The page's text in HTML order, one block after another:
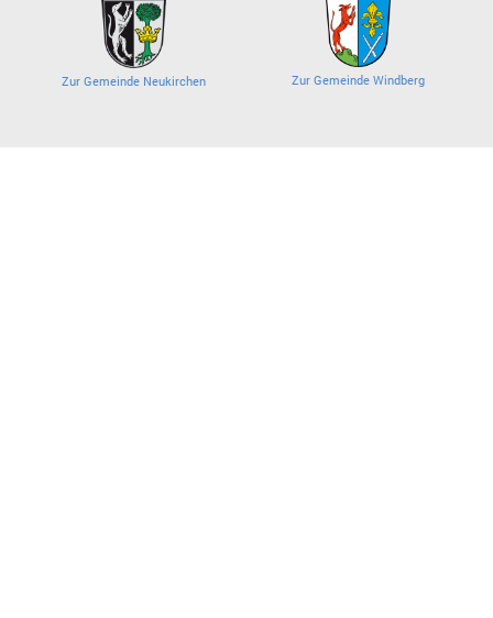
Zur Gemeinde Neukirchen Zur Gemeinde Windberg